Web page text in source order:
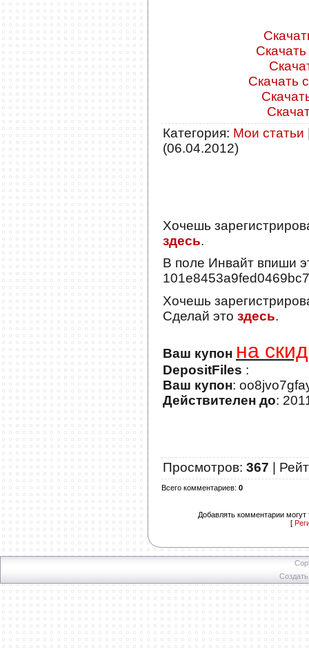
Скачать
Категория: Мои статьи
(06.04.2012)
Хочешь
здесь.
В поле Инвайт впиши
Хочешь
Сделай это здесь.
Ваш купон на
DepositFiles :
Ваш купон:
Действителен до:
Просмотров: 367 |
Всего комментариев: 0
Добавлять комментарии могут
[